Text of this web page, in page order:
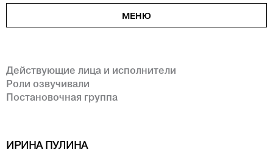
МЕНЮ
Действующие лица и исполнители
Роли озвучивали
Постановочная группа
ИРИНА ПУЛИНА